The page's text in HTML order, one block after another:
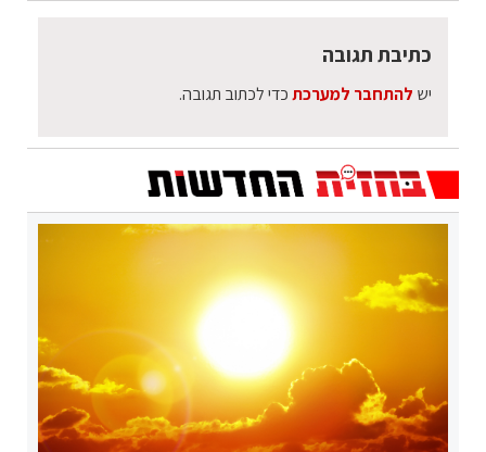
כתיבת תגובה
יש להתחבר למערכתכדי לכתוב תגובה.